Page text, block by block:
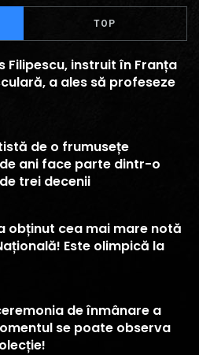
TOP
Filipescu, instruit în Franța
a ales să profeseze
de o frumusețe
ani face parte dintr-o
trei decenii
obținut cea mai mare notă
Este olimpică la
de înmânare a
se poate observa